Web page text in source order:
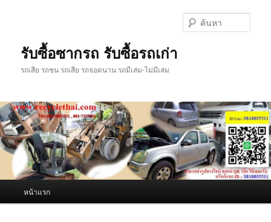
รับซื้อซากรถ รับซื้อรถเก่า
รถเสีย รถชน รถเสีย รถจอดนาน รถมีเล่ม-ไม่มีเล่ม
หน้าแรก